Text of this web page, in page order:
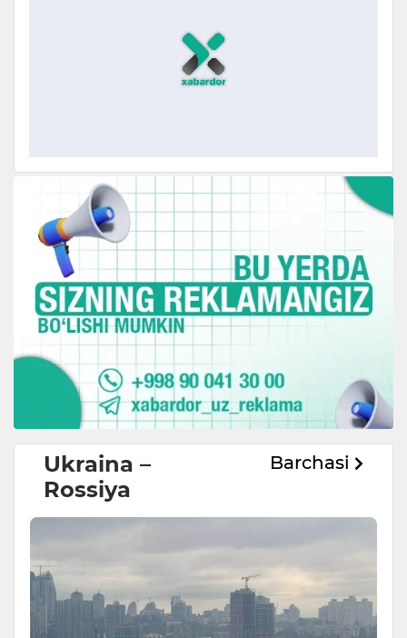
Ukraina –
Rossiya
Barchasi